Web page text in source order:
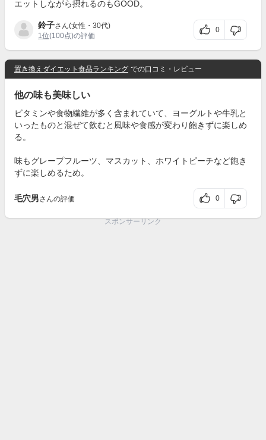
エットしながら摂れるのもGOOD。
鈴子さん(女性・30代)
1位(100点)の評価
0
置き換えダイエット食品ランキング での口コミ・レビュー
他の味も美味しい
ビタミンや食物繊維が多く含まれていて、ヨーグルトや牛乳と
いったものと混ぜて飲むと風味や食感が変わり飽きずに楽しめ
る。
味もグレープフルーツ、マスカット、ホワイトピーチなど飽き
ずに楽しめるため。
毛穴男さんの評価 0
スポンサーリンク